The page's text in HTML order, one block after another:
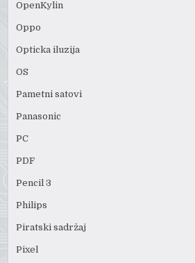
OpenKylin
Oppo
Opticka iluzija
OS
Pametni satovi
Panasonic
PC
PDF
Pencil 3
Philips
Piratski sadržaj
Pixel